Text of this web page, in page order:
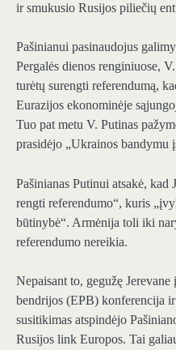
ir smukusio Rusijos piliečių
Pašinianui pasinaudojus
Pergalės dienos renginiuose,
turėtų surengti referendumą,
Eurazijos ekonominėje
Tuo pat metu V. Putinas
prasidėjo „Ukrainos bandymu
Pašinianas Putinui atsakė, kad
rengti referendumo“, kuris
būtinybė“. Armėnija toli iki
referendumo nereikia.
Nepaisant to, gegužę
bendrijos (EPB) konferencija
susitikimas atspindėjo
Rusijos link Europos. Tai